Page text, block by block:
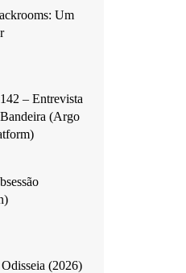
Um
– Entrevista
(Argo
(2026)